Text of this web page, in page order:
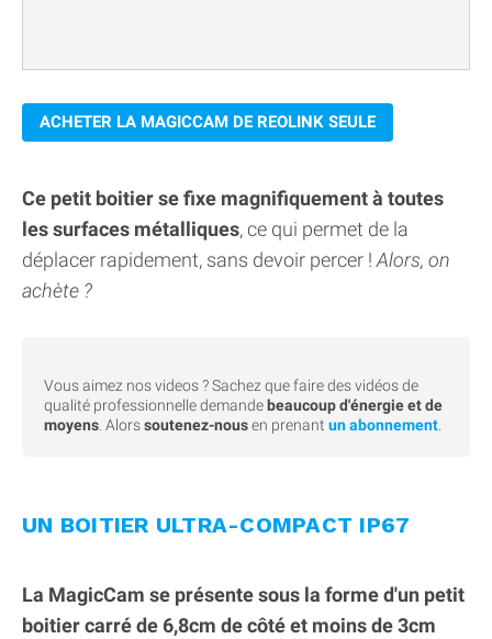
ACHETER LA MAGICCAM DE REOLINK SEULE
Ce petit boitier se fixe magnifiquement à toutes
les surfaces métalliques, ce qui permet de la
déplacer rapidement, sans devoir percer ! Alors, on
achète ?
Vous aimez nos videos ? Sachez que faire des vidéos de
qualité professionnelle demande beaucoup d'énergie et de
moyens . Alorssoutenez-nousen prenant un abonnement
UN BOITIER ULTRA-COMPACT IP67
La MagicCam se présente sous la forme d'un petit
boitier carré de 6,8cm de côté et moins de 3cm